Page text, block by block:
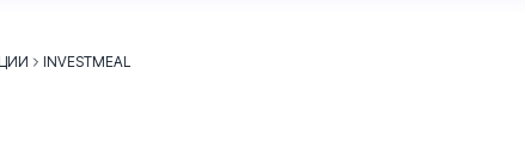
INVESTMEAL